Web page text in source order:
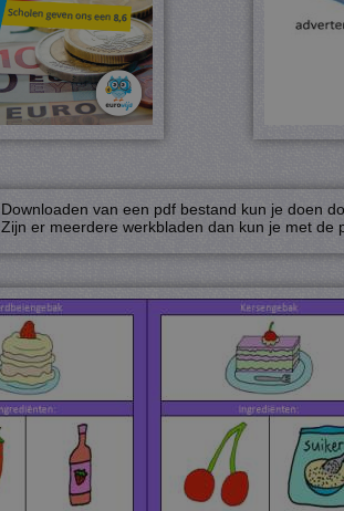
Downloaden van een pdf bestand kun je doen
Zijn er meerdere werkbladen dan kun je met de